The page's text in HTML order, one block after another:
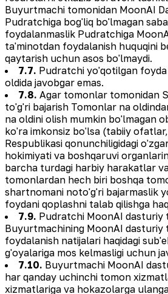
Buyurtmachi tomonidan MoonAI
Pudratchiga bog'liq bo'lmagan
foydalanmaslik Pudratchiga
ta'minotdan foydalanish huquqini
qaytarish uchun asos bo'lmaydi.
7.7. Pudratchi yo'qotilgan
oldida javobgar emas.
7.8. Agar tomonlar tomonidan
to'g'ri bajarish Tomonlar na
na oldini olish mumkin bo'lmagan
ko'ra imkonsiz bo'lsa (tabiiy
Respublikasi qonunchiligidagi
hokimiyati va boshqaruvi
barcha turdagi harbiy harakatlar
tomonlardan hech biri boshqa
shartnomani noto'g'ri bajarmaslik
foydani qoplashni talab qilishga
7.9. Pudratchi MoonAI dasturiy
Buyurtmachining MoonAI dasturiy
foydalanish natijalari haqidagi
g'oyalariga mos kelmasligi uchun
7.10. Buyurtmachi MoonAI
har qanday uchinchi tomon
xizmatlariga va hokazolarga